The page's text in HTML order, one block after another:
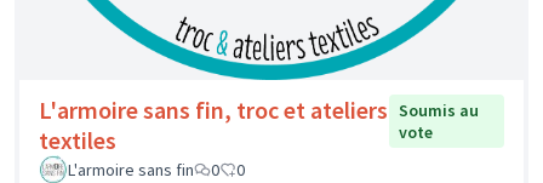
L'armoire sans fin, troc et ateliers
textiles
Soumis au
vote
L'armoire sans fin
0 0